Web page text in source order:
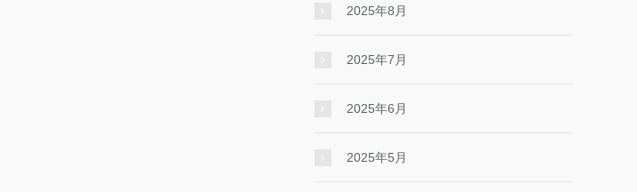
2025年8月
2025年7月
2025年6月
2025年5月